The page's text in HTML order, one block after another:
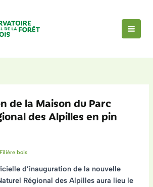
de la Maison du Parc
des Alpilles en pin
Filière bois
d’inauguration de la nouvelle
Régional des Alpilles aura lieu le